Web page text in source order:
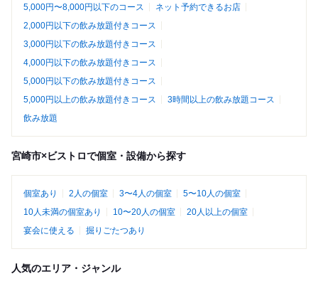
5,000円〜8,000円以下のコース
ネット予約できるお店
2,000円以下の飲み放題付きコース
3,000円以下の飲み放題付きコース
4,000円以下の飲み放題付きコース
5,000円以下の飲み放題付きコース
5,000円以上の飲み放題付きコース
3時間以上の飲み放題コース
飲み放題
宮崎市×ビストロで個室・設備から探す
個室あり 2人の個室 3〜4人の個室
5〜10人の個室
10人未満の個室あり
10〜20人の個室
20人以上の個室
宴会に使える
掘りごたつあり
人気のエリア・ジャンル